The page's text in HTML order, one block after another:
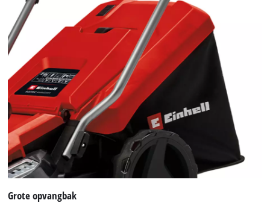
Grote opvangbak